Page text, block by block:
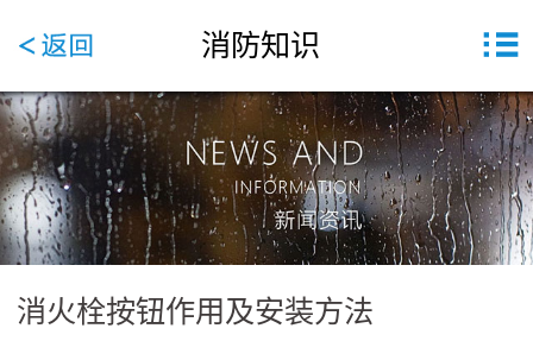
消防知识
消火栓按钮作用及安装方法